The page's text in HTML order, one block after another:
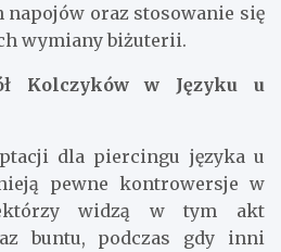
napojów oraz stosowanie się
wymiany biżuterii.
Kolczyków w Języku u
dla piercingu języka u
pewne kontrowersje w
widzą w tym akt
buntu, podczas gdy inni